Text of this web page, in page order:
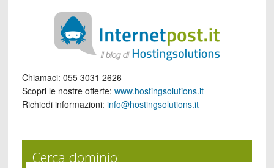
Chiamaci: 055 3031 2626
Scopri le nostre offerte: www.hostingsolutions.it
Richiedi informazioni: info@hostingsolutions.it
Cerca dominio: